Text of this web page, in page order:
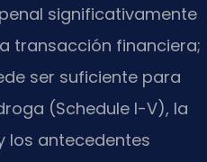
significativamente
transacción financiera;
ser suficiente para
(Schedule I-V), la
los antecedentes